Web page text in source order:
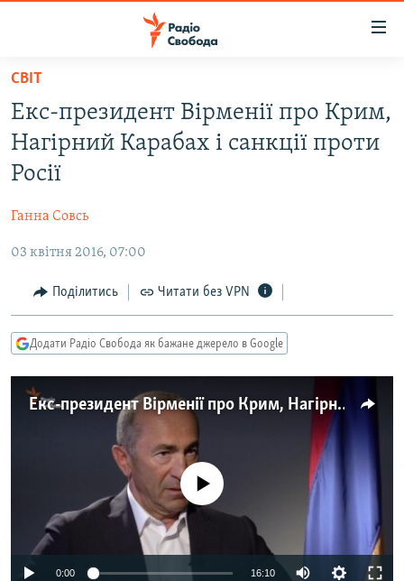
Перейти
основного
матеріалу
Перейти
до
основної
Перейти
пошуку
ВСЕ ЗА ДОБУ
СТАТТІ
СУСПІЛЬСТВО
КУЛЬТУРА
УКРАЇНА
СВІТ
РОСІЙСЬКА «ФІЛЬТРАЦІЯ»
ДОНБАС.РЕАЛІЇ
КРИМ.РЕАЛІЇ
СХЕМИ
КИТАЙ.ВИКЛИКИ
МУЛЬТИМЕДІА
ПОДКАСТИ
КРИМ РЕАЛІЇ
СВІТ
Екс-президент Вірменії про Крим,
Нагірний Карабах і санкції проти
Росії
Ганна Совсь
03 квітня 2016, 07:00
Поділитись Читати без VPN
Додати Радіо Свобода як бажане джерело в Google
Екс-президент Вірменії про Крим, Нагірний Карабах і санкції проти Росії
No media source currently available
0:00 16:10